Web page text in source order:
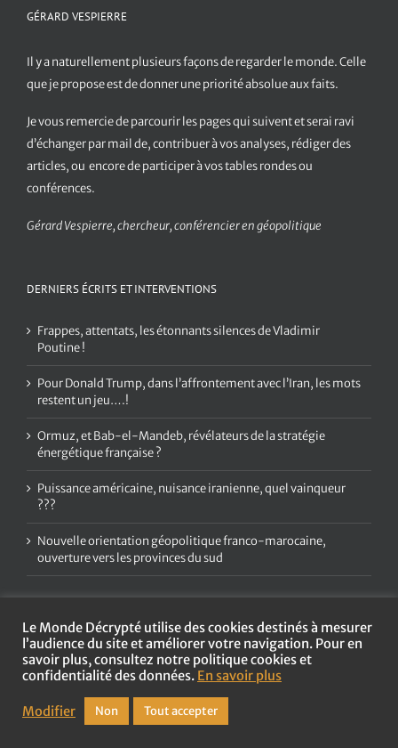
GÉRARD VESPIERRE
Il y a naturellement plusieurs façons de regarder le monde. Celle
que je propose est de donner une priorité absolue aux faits.
Je vous remercie de parcourir les pages qui suivent et serai ravi
d’échanger par mail de, contribuer à vos analyses, rédiger des
articles, ou encore de participer à vos tables rondes ou
conférences.
Gérard Vespierre, chercheur, conférencier en géopolitique
DERNIERS ÉCRITS ET INTERVENTIONS
Frappes, attentats, les étonnants silences de Vladimir
Poutine !
Pour Donald Trump, dans l’affrontement avec l’Iran, les mots
restent un jeu….!
Ormuz, et Bab-el-Mandeb, révélateurs de la stratégie
énergétique française ?
Puissance américaine, nuisance iranienne, quel vainqueur
???
Nouvelle orientation géopolitique franco-marocaine,
ouverture vers les provinces du sud
Copyright2026 Le Monde Décrypté | Tous droits réservés |
légales et politique de confidentialité
Agence web :Les Couturiers de la Com'
Le Monde Décrypté utilise des cookies destinés à mesurer
l’audience du site et améliorer votre navigation. Pour en
savoir plus, consultez notre politique cookies et
confidentialité des données. En savoir plus
Modifier Non Tout accepter